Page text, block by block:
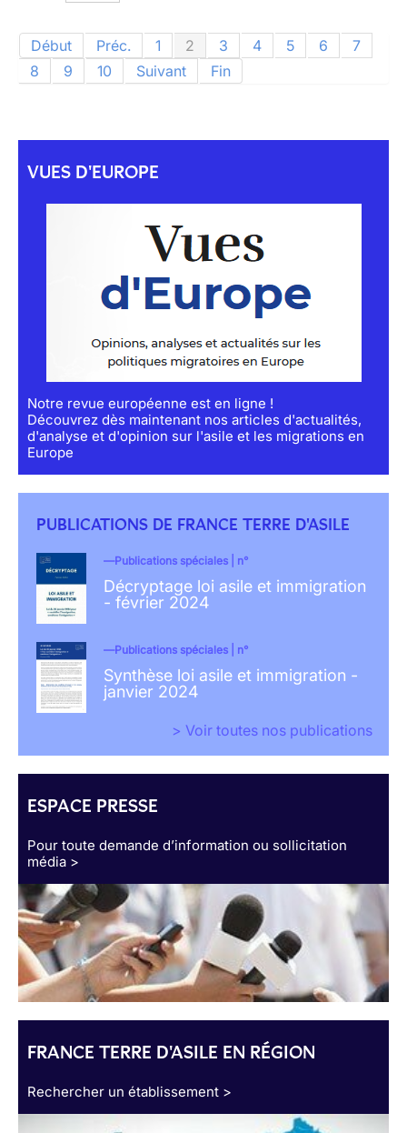
Début Préc. 1 2 3 4 5 6
7
8
9 10 Suivant Fin
VUES D'EUROPE
Notre revue européenne est en ligne !
Découvrez dès maintenant nos articles d'actualités,
d'analyse et d'opinion sur l'asile et les migrations en
Europe
PUBLICATIONS DE FRANCE TERRE D'ASILE
Publications spéciales | n°
Décryptage loi asile et immigration
- février 2024
Publications spéciales | n°
Synthèse loi asile et immigration -
janvier 2024
> Voir toutes nos publications
ESPACE PRESSE
Pour toute demande d’information ou sollicitation
média >
FRANCE TERRE D'ASILE EN RÉGION
Rechercher un établissement >